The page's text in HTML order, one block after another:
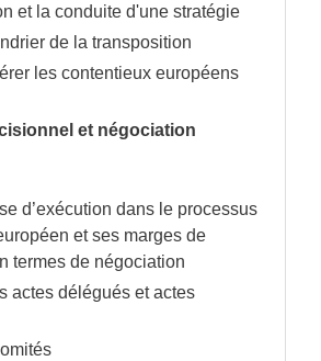
et la conduite d'une stratégie
de la transposition
les contentieux européens
et négociation
d’exécution dans le processus
et ses marges de
termes de négociation
actes délégués et actes